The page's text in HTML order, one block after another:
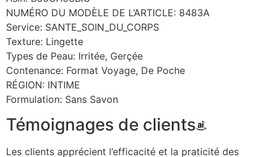
NUMÉRO DU MODÈLE DE L’ARTICLE: 8483A
Service: SANTE_SOIN_DU_CORPS
Texture: Lingette
Types de Peau: Irritée, Gerçée
Contenance: Format Voyage, De Poche
RÉGION: INTIME
Formulation: Sans Savon
Témoignages de clients
Les clients apprécient l’efficacité et la praticité des